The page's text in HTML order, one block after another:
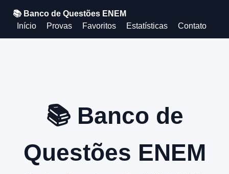
📚 Banco de Questões ENEM
Início
Provas Favoritos Estatísticas Contato
📚 Banco de
Questões ENEM